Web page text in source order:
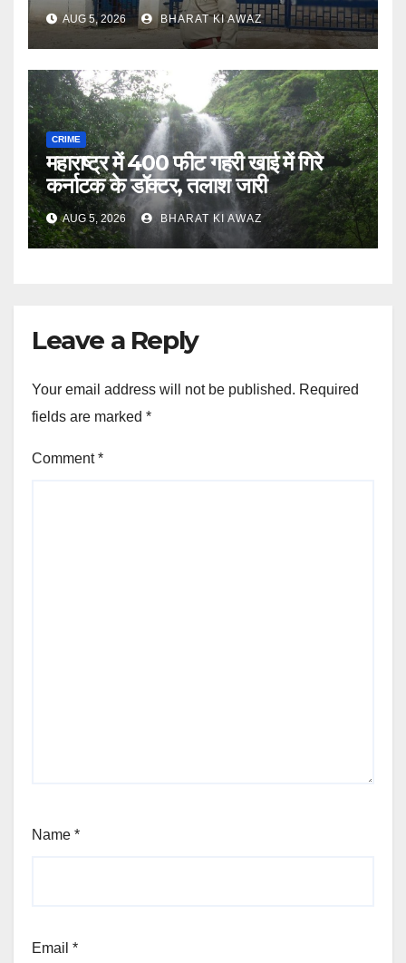
AUG 5, 2026 BHARAT KI AWAZ
CRIME
महाराष्ट्र में 400 फीट गहरी खाई में गिरे
कर्नाटक के डॉक्टर, तलाश जारी
AUG 5, 2026 BHARAT KI AWAZ
Leave a Reply
Your email address will not be published. Required
fields are marked *
Comment*
Name *
Email *